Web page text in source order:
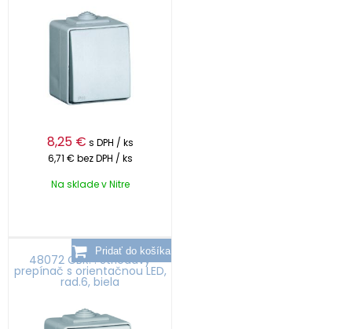
8,25 € s DPH / ks
6,71 € bez DPH / ks
Na sklade v Nitre
48072 CBR: : Striedavý
prepínač s orientačnou LED,
rad.6, biela